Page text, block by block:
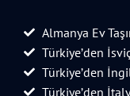
Almanya Ev
Türkiye’den
Türkiye’den
Türkiye’den